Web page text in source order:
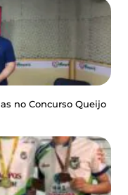
no Concurso Queijo